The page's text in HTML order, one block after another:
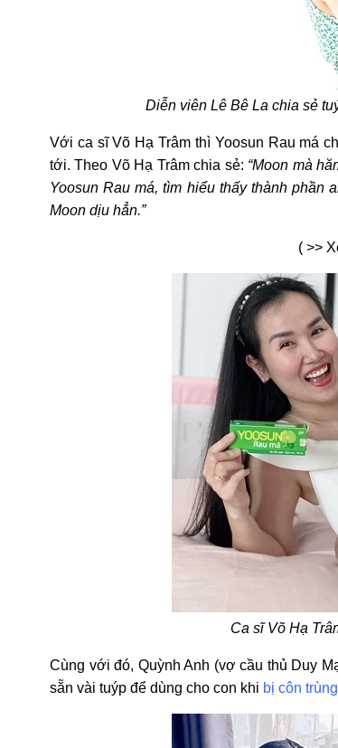
Diễn viên Lê Bê La chia sẻ
Với ca sĩ Võ Hạ Trâm thì Yoosun Rau má
tới. Theo Võ Hạ Trâm chia sẻ: “Moon mà
Yoosun Rau má, tìm hiểu thấy thành phần
Moon dịu hẳn.”
( >>
Ca sĩ Võ Hạ
Cùng với đó, Quỳnh Anh (vợ cầu thủ Duy
sẵn vài tuýp để dùng cho con khi bị côn